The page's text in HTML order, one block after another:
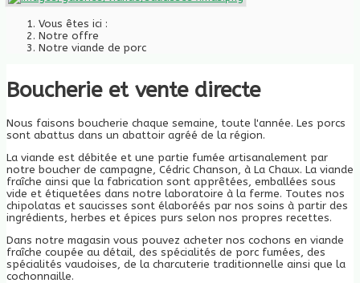
Vous êtes ici :
Notre offre
Notre viande de porc
Boucherie et vente directe
Nous faisons boucherie chaque semaine, toute l'année. Les porcs
sont abattus dans un abattoir agréé de la région.
La viande est débitée et une partie fumée artisanalement par
notre boucher de campagne, Cédric Chanson, à La Chaux. La viande
fraîche ainsi que la fabrication sont apprêtées, emballées sous
vide et étiquetées dans notre laboratoire à la ferme. Toutes nos
chipolatas et saucisses sont élaboréés par nos soins à partir des
ingrédients, herbes et épices purs selon nos propres recettes.
Dans notre magasin vous pouvez acheter nos cochons en viande
fraîche coupée au détail, des spécialités de porc fumées, des
spécialités vaudoises, de la charcuterie traditionnelle ainsi que la
cochonnaille.